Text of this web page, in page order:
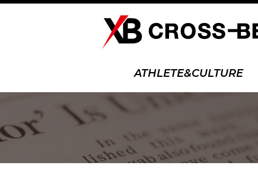
ATHLETE&CULTURE